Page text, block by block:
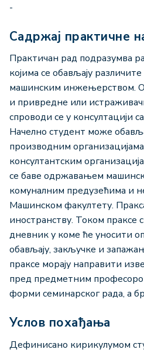
-
Садржај практичне
Практичан рад подразумва
којима се обављају
машинским инжењерством.
и привредне или
спроводи се у консултацији
Начелно студент може
производним
консултантским
се баве одржавањем
комуналним предузећима и
Mашинском факултету.
иностранству. Током праксе
дневник у коме ће уносити
обављају, закључке и
праксе морају направити
пред предметним
форми семинарског рада, а
Услов похађања
Дефинисано кирикулумом